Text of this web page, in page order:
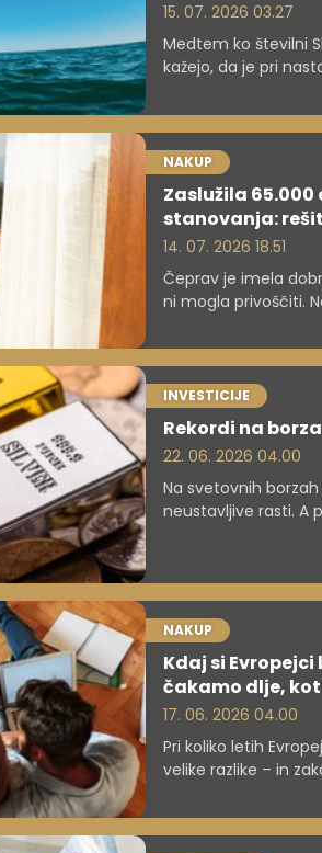
15. 07. 2026 03.27
Medtem ko številni
kažejo, da je pri
kjer so stroški daleč
NAKUP
Zaslužila
stanovanja:
14. 07. 2026 18.51
Čeprav je imela
ni mogla privoščiti.
INVESTICIJE
Rekordi na
22. 06. 2026 04.00
Na svetovnih
neustavljive rasti. A
NAKUP
Kdaj si
čakamo dlje,
17. 06. 2026 04.00
Pri koliko letih
velike razlike – in